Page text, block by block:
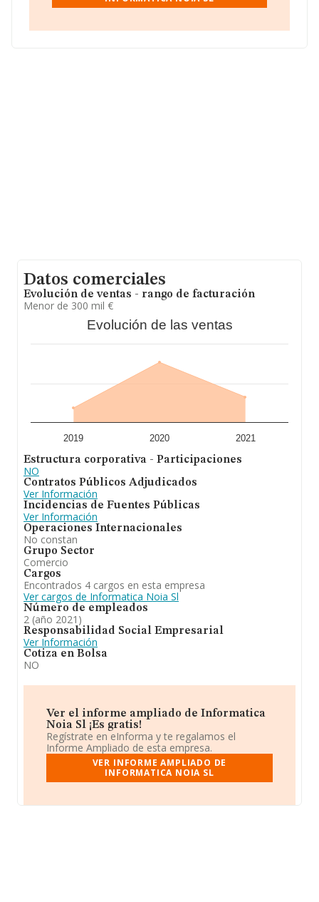
hasta 10.565 empresas, a nivel nacional la facturación
promedio de facturación de 554 mil euros entre todas
Datos comerciales
Evolución de ventas - rango de facturación
Menor de 300 mil €
Evolución de las ventas
2019 2020 2021
Estructura corporativa - Participaciones
NO
Contratos Públicos Adjudicados
Ver Información
Incidencias de Fuentes Públicas
Ver Información
Operaciones Internacionales
No constan
Grupo Sector
Comercio
Cargos
Encontrados 4 cargos en esta empresa
Ver cargos de Informatica Noia Sl
Número de empleados
2 (año 2021)
Responsabilidad Social Empresarial
Ver Información
Cotiza en Bolsa
NO
Ver el informe ampliado de Informatica
Noia Sl ¡Es gratis!
Regístrate en eInforma y te regalamos el
Informe Ampliado de esta empresa.
VER INFORME AMPLIADO DE
INFORMATICA NOIA SL